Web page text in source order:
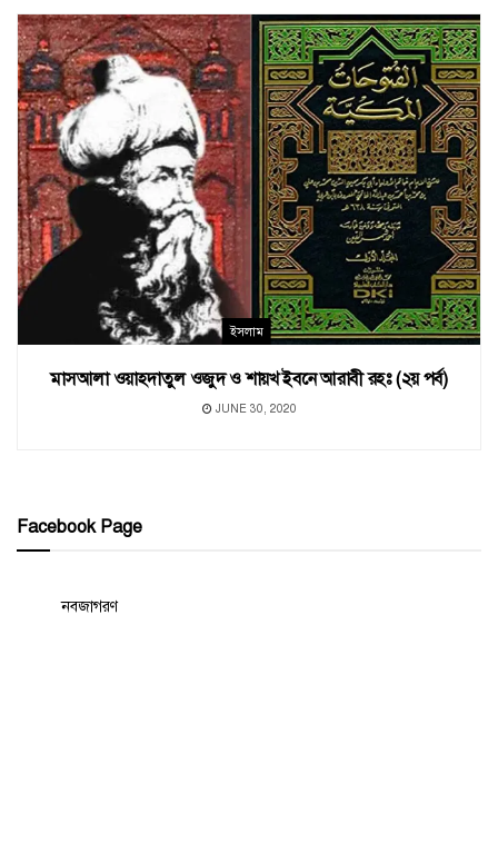
ইসলাম
মাসআলা ওয়াহদাতুল ওজুদ ও শায়খ ইবনে আরাবী রহঃ (২য় পর্ব)
JUNE 30, 2020
Facebook Page
নবজাগরণ